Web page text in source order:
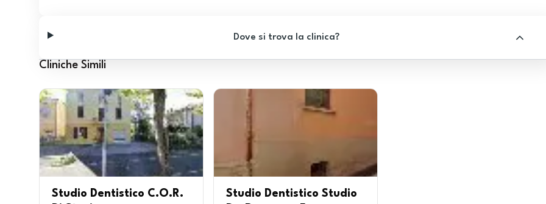
Dove si trova la clinica?
Cliniche Simili
Studio Dentistico C.O.R.
Studio Dentistico Studio